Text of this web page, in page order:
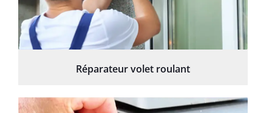
Réparateur volet roulant